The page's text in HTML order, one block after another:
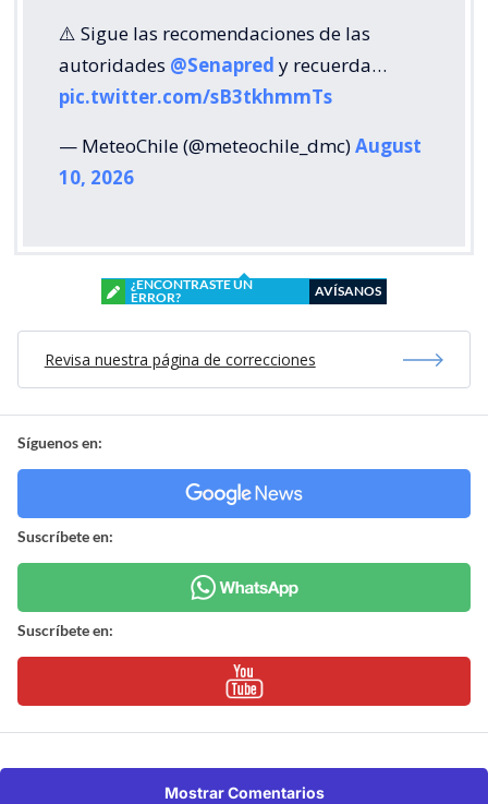
⚠️ Sigue las recomendaciones de las
autoridades @Senapred y recuerda…
pic.twitter.com/sB3tkhmmTs
— MeteoChile (@meteochile_dmc)August
10, 2026
¿ENCONTRASTE UN
ERROR?
AVÍSANOS
Revisa nuestra página de correcciones
Síguenos en:
Suscríbete en:
Suscríbete en:
Mostrar Comentarios